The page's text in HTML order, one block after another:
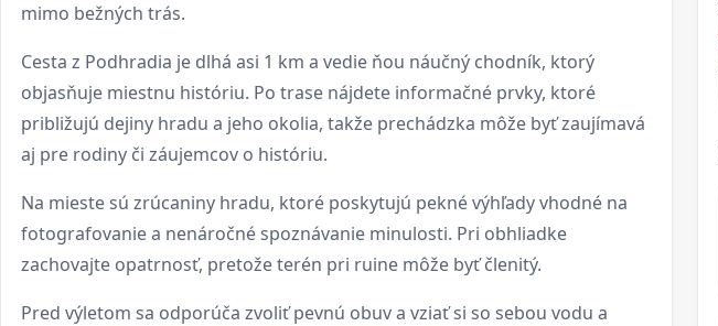
mimo bežných trás.
Cesta z Podhradia je dlhá asi 1 km a vedie ňou náučný chodník, ktorý
objasňuje miestnu históriu. Po trase nájdete informačné prvky, ktoré
približujú dejiny hradu a jeho okolia, takže prechádzka môže byť zaujímavá
aj pre rodiny či záujemcov o históriu.
Na mieste sú zrúcaniny hradu, ktoré poskytujú pekné výhľady vhodné na
fotografovanie a nenáročné spoznávanie minulosti. Pri obhliadke
zachovajte opatrnosť, pretože terén pri ruine môže byť členitý.
Pred výletom sa odporúča zvoliť pevnú obuv a vziať si so sebou vodu a